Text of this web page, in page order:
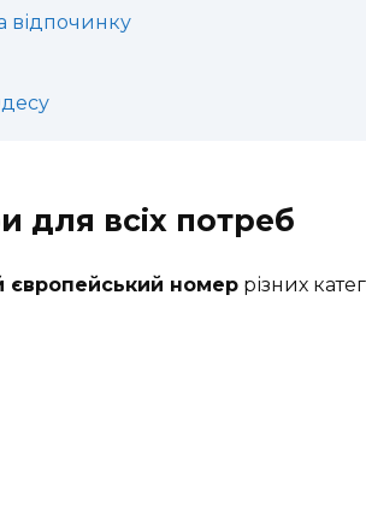
відпочинку
для всіх потреб
європейський номер різних